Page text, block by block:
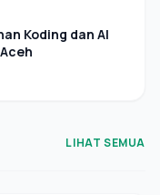
Koding dan AI
LIHAT SEMUA